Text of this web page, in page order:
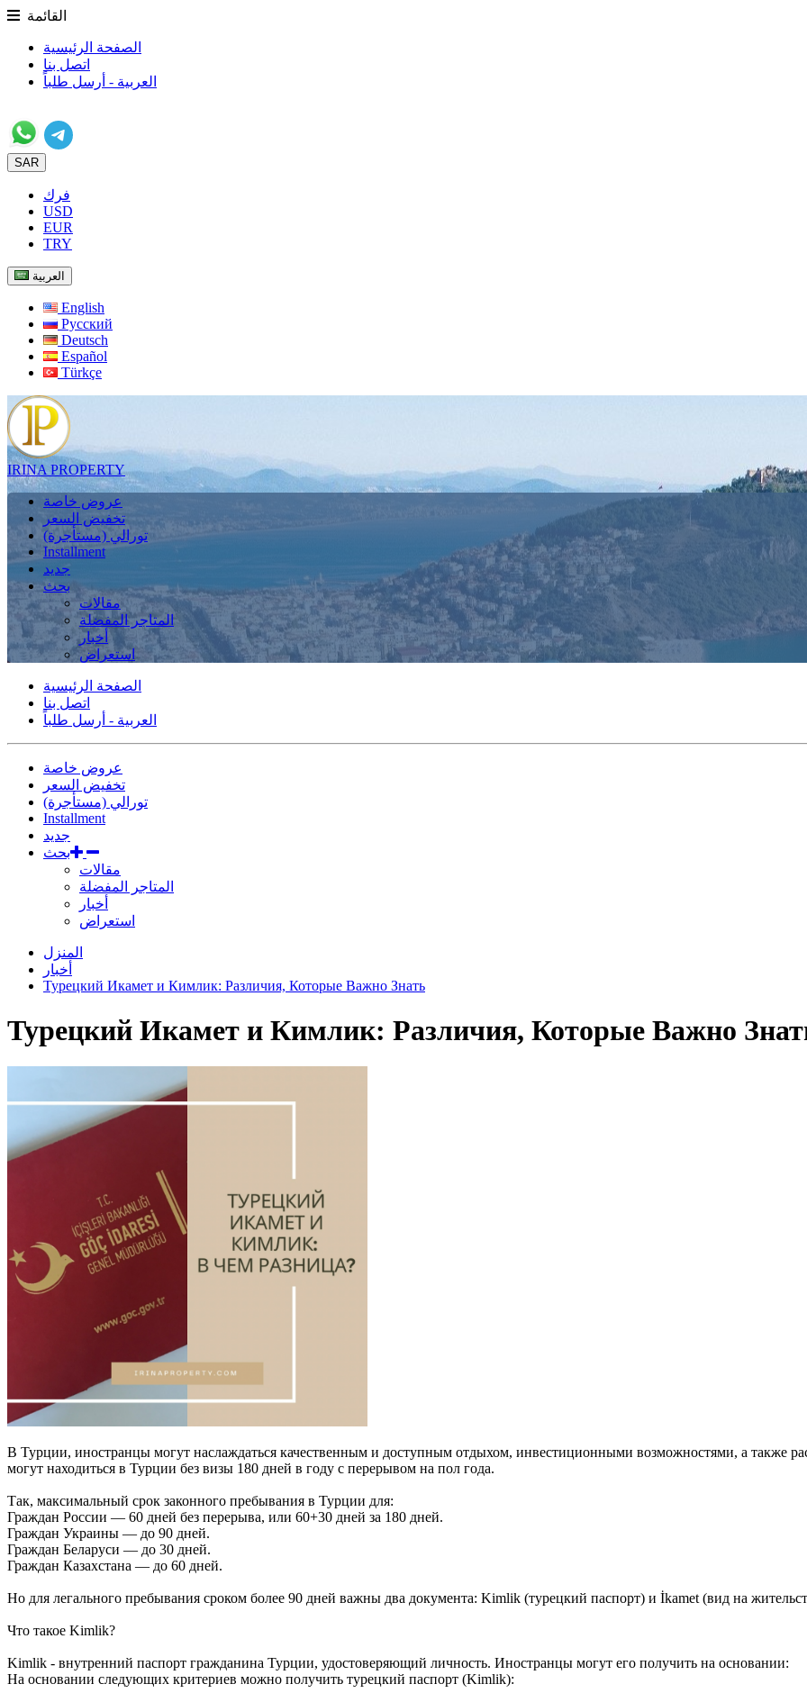
القائمة
الصفحة الرئيسية
اتصل بنا
العربية - أرسل طلباً
SAR
فرك
USD
EUR
TRY
العربية
English
Русский
Deutsch
Español
Türkçe
IRINA PROPERTY
عروض خاصة
تخفيض السعر
تورالي (مستأجرة)
Installment
جديد
بحث
مقالات
المتاجر المفضلة
أخبار
استعراض
الصفحة الرئيسية
اتصل بنا
العربية - أرسل طلباً
عروض خاصة
تخفيض السعر
تورالي (مستأجرة)
Installment
جديد
بحث
مقالات
المتاجر المفضلة
أخبار
استعراض
المنزل
أخبار
Турецкий Икамет и Кимлик: Различия, Которые Важно Знать
Турецкий Икамет и Кимлик: Различия, Которые Важно
В Турции, иностранцы могут наслаждаться качественным и доступным отдыхом, инвестиционными возможностями, а также
могут находиться в Турции без визы 180 дней в году с перерывом на пол года.
Так, максимальный срок законного пребывания в Турции для:
Граждан России — 60 дней без перерыва, или 60+30 дней за 180 дней.
Граждан Украины — до 90 дней.
Граждан Беларуси — до 30 дней.
Граждан Казахстана — до 60 дней.
Но для легального пребывания сроком более 90 дней важны два документа: Kimlik (турецкий паспорт) и İkamet (вид на
Что такое Kimlik?
Kimlik - внутренний паспорт гражданина Турции, удостоверяющий личность. Иностранцы могут его получить на основании:
На основании следующих критериев можно получить турецкий паспорт (Kimlik):